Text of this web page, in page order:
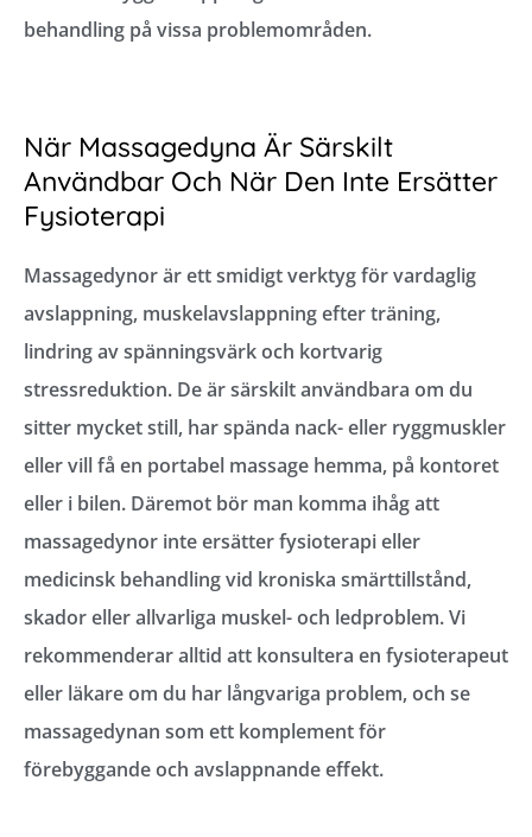
behandling på vissa problemområden.
När Massagedyna Är Särskilt
Användbar Och När Den Inte Ersätter
Fysioterapi
Massagedynor är ett smidigt verktyg för vardaglig
avslappning, muskelavslappning efter träning,
lindring av spänningsvärk och kortvarig
stressreduktion. De är särskilt användbara om du
sitter mycket still, har spända nack- eller ryggmuskler
eller vill få en portabel massage hemma, på kontoret
eller i bilen. Däremot bör man komma ihåg att
massagedynor inte ersätter fysioterapi eller
medicinsk behandling vid kroniska smärttillstånd,
skador eller allvarliga muskel- och ledproblem. Vi
rekommenderar alltid att konsultera en fysioterapeut
eller läkare om du har långvariga problem, och se
massagedynan som ett komplement för
förebyggande och avslappnande effekt.